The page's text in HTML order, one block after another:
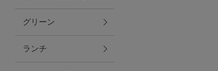
アクセサリー
ファッション雑貨
グリーン
ランチ